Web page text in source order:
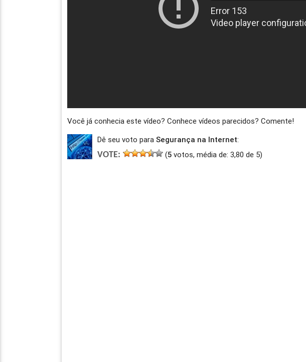
Você já conhecia este vídeo? Conhece vídeos parecidos? Comente!
Dê seu voto paraSegurança na Internet:
VOTE:
(5 votos, média de:3,80 de 5)